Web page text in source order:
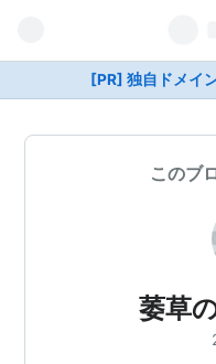
[PR] 独自ドメイ
このブ
萎草